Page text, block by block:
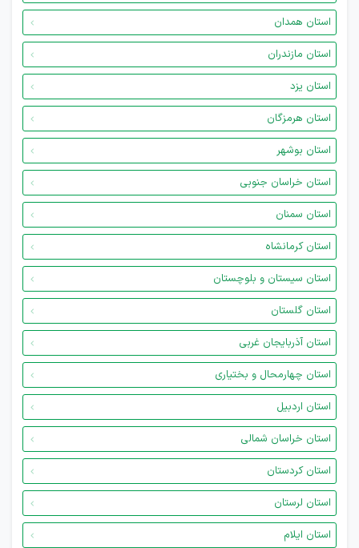
استان همدان
استان مازندران
استان یزد
استان هرمزگان
استان بوشهر
استان خراسان جنوبی
استان سمنان
استان کرمانشاه
استان سیستان و بلوچستان
استان گلستان
استان آذربایجان غربی
استان چهارمحال و بختیاری
استان اردبیل
استان خراسان شمالی
استان کردستان
استان لرستان
استان ایلام